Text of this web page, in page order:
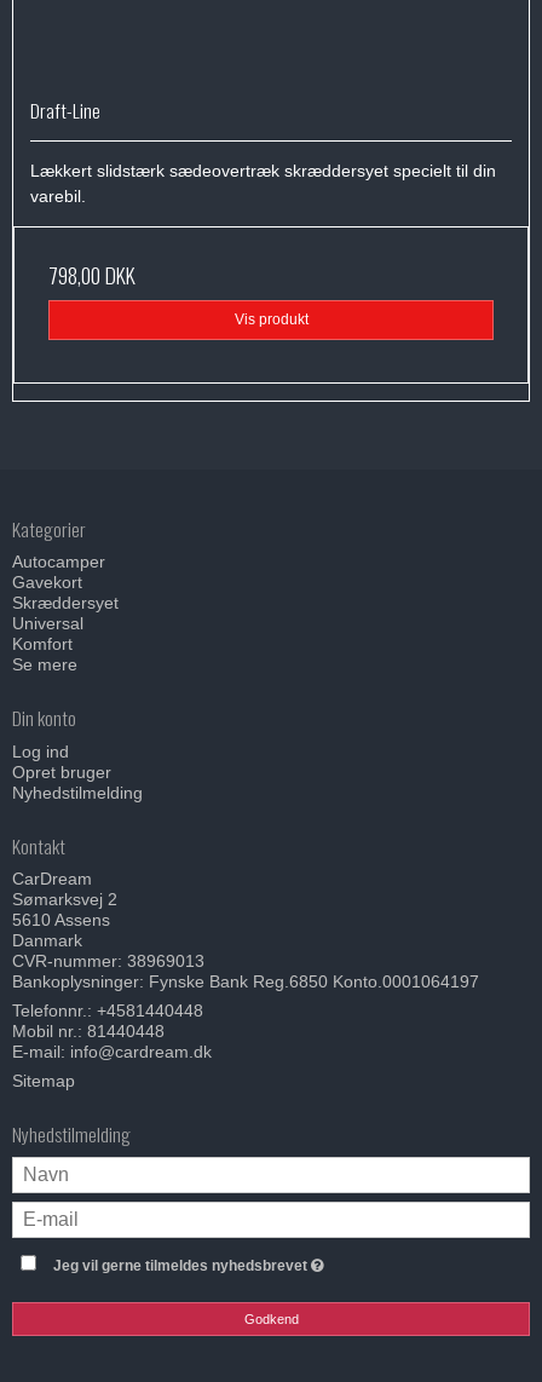
Draft-Line
Lækkert slidstærk sædeovertræk skræddersyet specielt til din
varebil.
798,00 DKK
Vis produkt
Kategorier
Autocamper
Gavekort
Skræddersyet
Universal
Komfort
Se mere
Din konto
Log ind
Opret bruger
Nyhedstilmelding
Kontakt
CarDream
Sømarksvej 2
5610 Assens
Danmark
CVR-nummer: 38969013
Bankoplysninger: Fynske Bank Reg.6850 Konto.0001064197
Telefonnr.: +4581440448
Mobil nr.: 81440448
E-mail: info@cardream.dk
Sitemap
Nyhedstilmelding
Jeg vil gerne tilmeldes nyhedsbrevet
Godkend